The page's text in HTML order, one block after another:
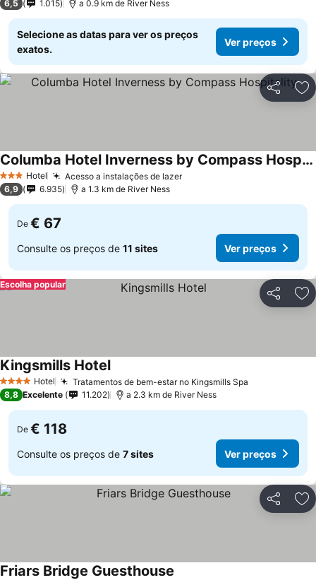
6,5 1.015 a 0.9 km de River Ness
Selecione as datas para ver os preços
exatos.
Ver preços
Partilhar
3 EstrelasHotel Acesso a instalações de lazer
Columba Hotel Inverness by Compass Hospitality
6,9 6.935 a 1.3 km de River Ness
De € 67
Consulte os preços de 11 sites Ver preços
Partilhar
Escolha popular
4 EstrelasHotel Tratamentos de bem-estar no Kingsmills Spa
Kingsmills Hotel
8,8 Excelente 11.202 a 2.3 km de River Ness
De € 118
Consulte os preços de 7 sites Ver preços
Partilhar
Friars Bridge Guesthouse